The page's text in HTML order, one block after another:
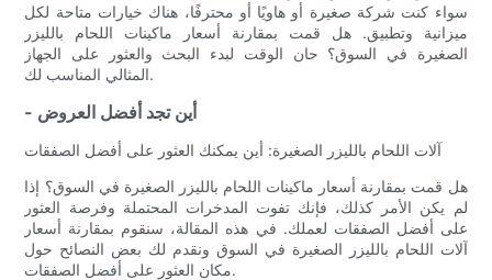
سواء كنت شركة صغيرة أو هاويًا أو محترفًا، هناك خيارات متاحة لكل
ميزانية وتطبيق. هل قمت بمقارنة أسعار ماكينات اللحام بالليزر
الصغيرة في السوق؟ حان الوقت لبدء البحث والعثور على الجهاز
المثالي المناسب لك.
- أين تجد أفضل العروض
آلات اللحام بالليزر الصغيرة: أين يمكنك العثور على أفضل الصفقات
هل قمت بمقارنة أسعار ماكينات اللحام بالليزر الصغيرة في السوق؟ إذا
لم يكن الأمر كذلك، فإنك تفوت المدخرات المحتملة وفرصة العثور
على أفضل الصفقات لعملك. في هذه المقالة، سنقوم بمقارنة أسعار
آلات اللحام بالليزر الصغيرة في السوق ونقدم لك بعض النصائح حول
مكان العثور على أفضل الصفقات.